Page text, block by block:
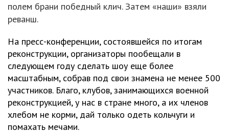
полем брани победный клич. Затем «наши» взяли
реванш.
На пресс-конференции, состоявшейся по итогам
реконструкции, организаторы пообещали в
следующем году сделать шоу еще более
масштабным, собрав под свои знамена не менее 500
участников. Благо, клубов, занимающихся военной
реконструкцией, у нас в стране много, а их членов
хлебом не корми, дай только одеть кольчуги и
помахать мечами.